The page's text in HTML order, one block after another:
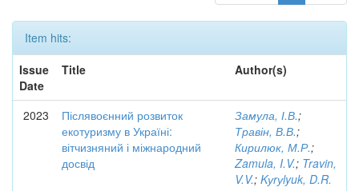
Item hits:
Issue
Date
Title Author(s)
2023
Післявоєнний розвиток
екотуризму в Україні:
вітчизняний і міжнародний
досвід
Замула, І.В.;
Травін, В.В.;
Кирилюк, М.Р.;
Zamula, I.V.; Travin,
V.V.; Kуrуlyuk, D.R.